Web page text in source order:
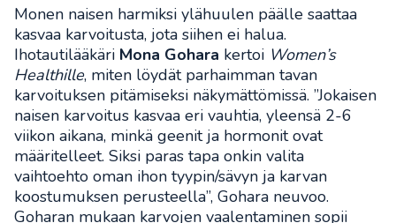
Monen naisen harmiksi ylähuulen päälle saattaa
kasvaa karvoitusta, jota siihen ei halua.
Ihotautilääkäri Mona Gohara kertoi Women’s
Healthille, miten löydät parhaimman tavan
karvoituksen pitämiseksi näkymättömissä. ”Jokaisen
naisen karvoitus kasvaa eri vauhtia, yleensä 2-6
viikon aikana, minkä geenit ja hormonit ovat
määritelleet. Siksi paras tapa onkin valita
vaihtoehto oman ihon tyypin/sävyn ja karvan
koostumuksen perusteella”, Gohara neuvoo.
Goharan mukaan karvojen vaalentaminen sopii